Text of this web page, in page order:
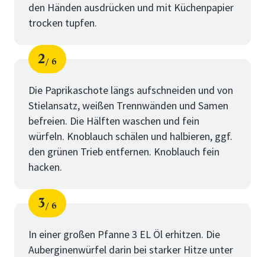
den Händen ausdrücken und mit Küchenpapier
trocken tupfen.
Schritt
2
von
6
Die Paprikaschote längs aufschneiden und von
Stielansatz, weißen Trennwänden und Samen
befreien. Die Hälften waschen und fein
würfeln. Knoblauch schälen und halbieren, ggf.
den grünen Trieb entfernen. Knoblauch fein
hacken.
Schritt
3
von
6
In einer großen Pfanne 3 EL Öl erhitzen. Die
Auberginenwürfel darin bei starker Hitze unter